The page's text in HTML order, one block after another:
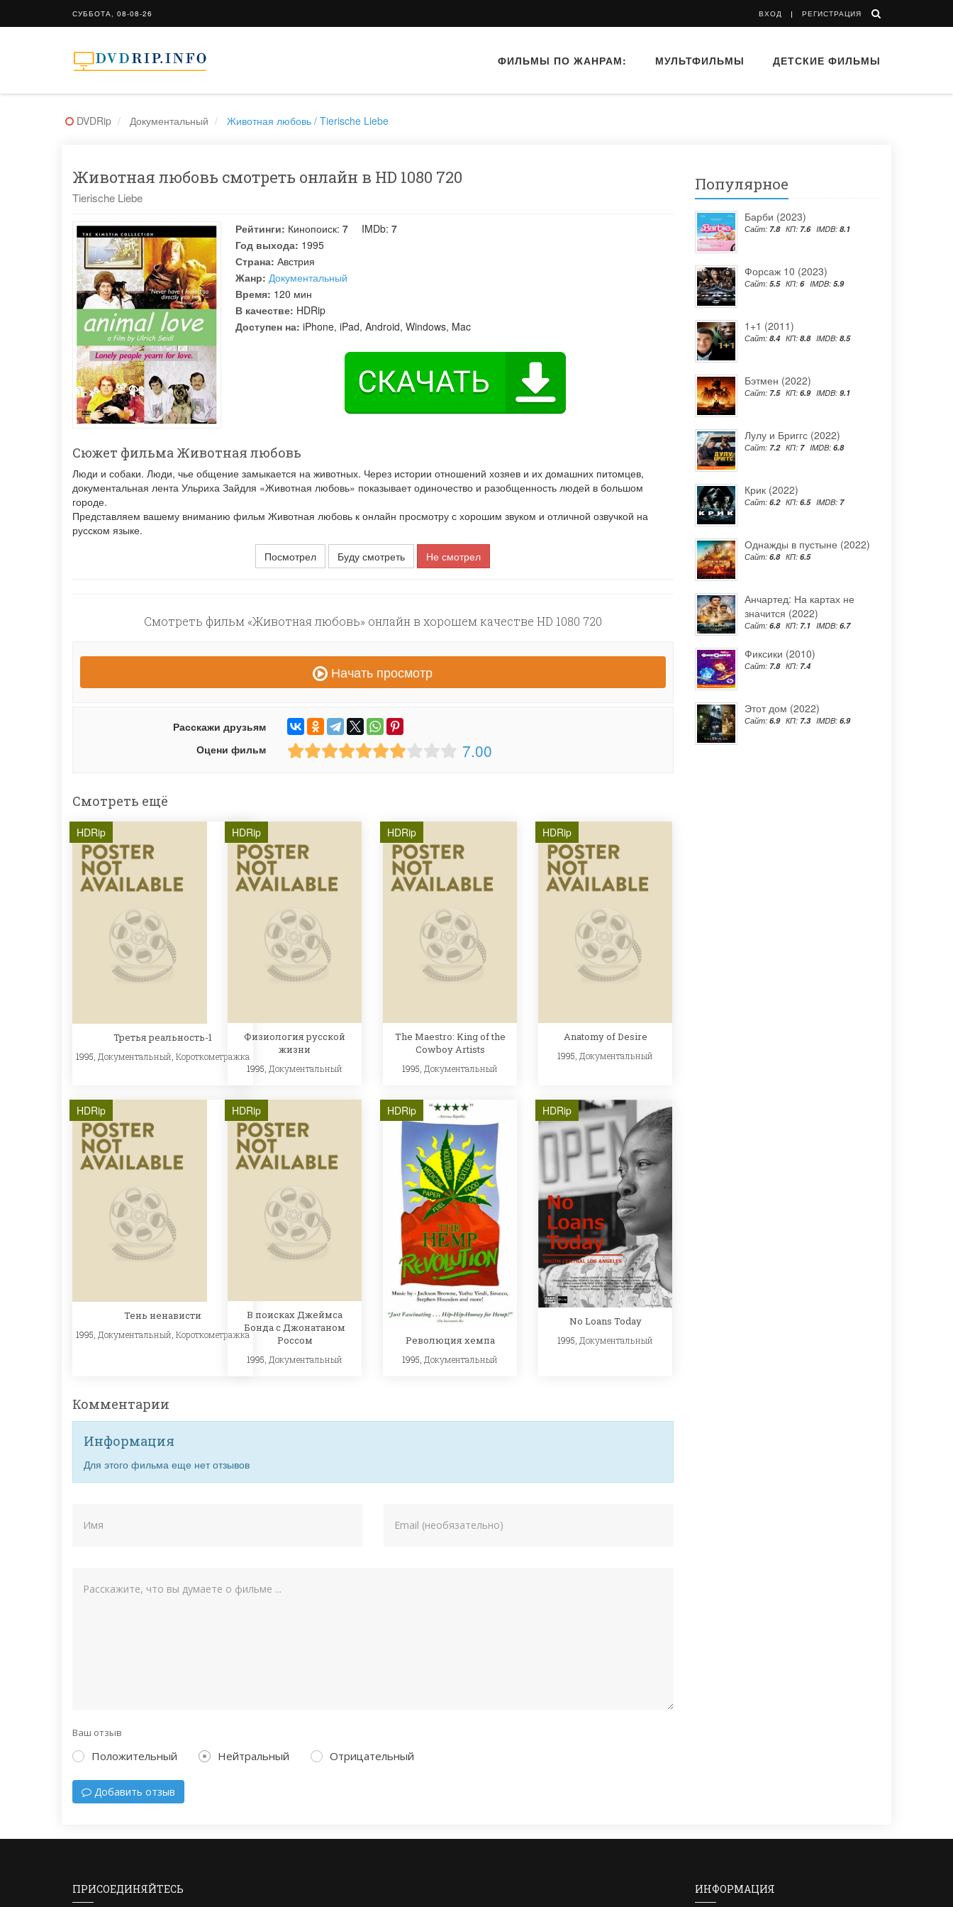
СУББОТА, 08-08-26 ВХОД РЕГИСТРАЦИЯ
ФИЛЬМЫ ПО ЖАНРАМ: МУЛЬТФИЛЬМЫ ДЕТСКИЕ ФИЛЬМЫ
DVDRip Документальный Животная любовь / Tierische Liebe
Животная любовь смотреть онлайн в HD 1080 720
Tierische Liebe
Рейтинги: Кинопоиск: 7 IMDb: 7
Год выхода: 1995
Страна: Австрия
Жанр: Документальный
Время: 120 мин
В качестве: HDRip
Доступен на: iPhone, iPad, Android, Windows, Mac
Сюжет фильма Животная любовь
Люди и собаки. Люди, чье общение замыкается на животных. Через истории отношений хозяев и их домашних питомцев,
документальная лента Ульриха Зайдля «Животная любовь» показывает одиночество и разобщенность людей в большом
городе.
Представляем вашему вниманию фильм Животная любовь к онлайн просмотру с хорошим звуком и отличной озвучкой на
русском языке.
Посмотрел
Буду смотреть Не смотрел
Смотреть фильм «Животная любовь» онлайн в хорошем качестве HD 1080 720
Начать просмотр
Расскажи друзьям
Оцени фильм
7.00
Смотреть ещё
HDRip
Третья реальность-1
1995, Документальный, Короткометражка
HDRip
Физиология русской
жизни
1995, Документальный
HDRip
The Maestro: King of the
Cowboy Artists
1995, Документальный
HDRip
Anatomy of Desire
1995, Документальный
HDRip
Тень ненависти
1995, Документальный Короткометражка
HDRip
В поисках Джеймса
Бонда с Джонатаном
Россом
1995, Документальный
HDRip
Революция хемпа
1995, Документальный
HDRip
No Loans Today
1995, Документальный
Комментарии
Информация
Для этого фильма еще нет отзывов
Ваш отзыв
Положительный Нейтральный Отрицательный
Добавить отзыв
Популярное
Барби (2023)
Сайт: 7.8 КП: 7.6 IMDB: 8.1
Форсаж 10 (2023)
Сайт: 5.5 КП: 6 IMDB: 5.9
1+1 (2011)
Сайт: 8.4 КП: 8.8 IMDB: 8.5
Бэтмен (2022)
Сайт: 7.5 КП: 6.9 IMDB: 9.1
Лулу и Бриггс (2022)
Сайт: 7.2 КП: 7 IMDB: 6.8
Крик (2022)
Сайт: 6.2 КП: 6.5 IMDB: 7
Однажды в пустыне (2022)
Сайт: 6.8 КП: 6.5
Анчартед: На картах не
значится (2022)
Сайт: 6.8 КП: 7.1 IMDB: 6.7
Фиксики (2010)
Сайт: 7.8 КП: 7.4
Этот дом (2022)
Сайт: 6.9 КП: 7.3 IMDB: 6.9
ПРИСОЕДИНЯЙТЕСЬ ИНФОРМАЦИЯ